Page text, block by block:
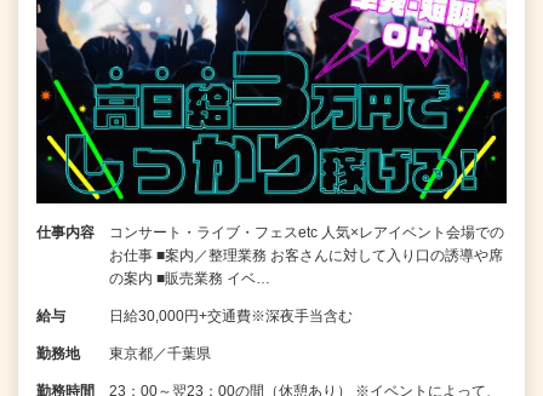
仕事内容
コンサート・ライブ・フェスetc 人気×レアイベント会場での
お仕事 ■案内／整理業務 お客さんに対して入り口の誘導や席
の案内 ■販売業務 イベ…
給与 日給30,000円+交通費※深夜手当含む
勤務地 東京都／千葉県
勤務時間 23：00～翌23：00の間（休憩あり） ※イベントによって、